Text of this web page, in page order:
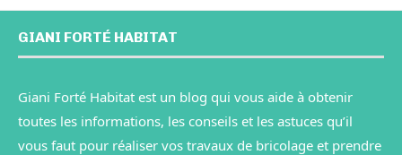
GIANI FORTÉ HABITAT
Giani Forté Habitat est un blog qui vous aide à obtenir
toutes les informations, les conseils et les astuces qu’il
vous faut pour réaliser vos travaux de bricolage et prendre